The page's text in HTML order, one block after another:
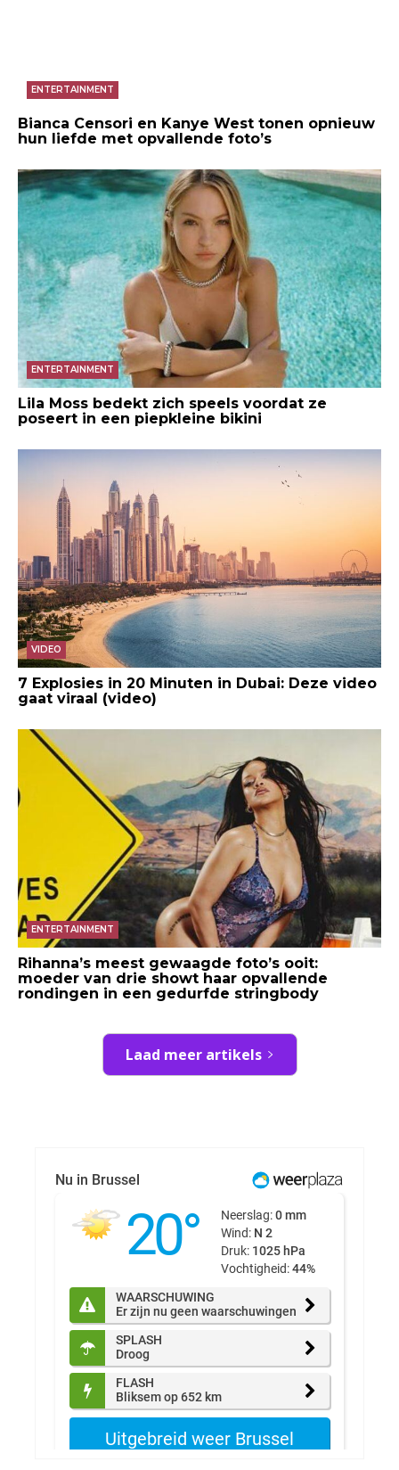
ENTERTAINMENT
Bianca Censori en Kanye West tonen opnieuw
hun liefde met opvallende foto’s
ENTERTAINMENT
Lila Moss bedekt zich speels voordat ze
poseert in een piepkleine bikini
VIDEO
7 Explosies in 20 Minuten in Dubai: Deze video
gaat viraal (video)
ENTERTAINMENT
Rihanna’s meest gewaagde foto’s ooit:
moeder van drie showt haar opvallende
rondingen in een gedurfde stringbody
Laad meer artikels